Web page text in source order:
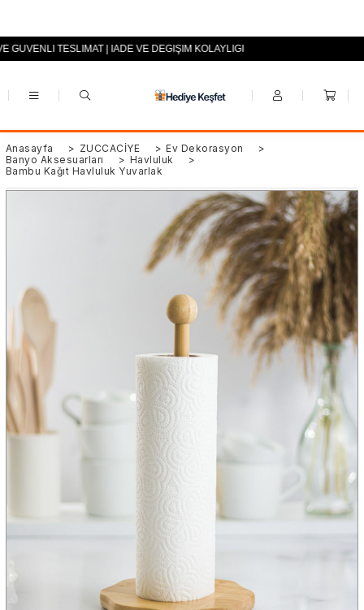
+90 (0553) 694 94 70
TESLİMAT | İADE VE DEĞİŞİM KOLAYLIĞI
Anasayfa > ZÜCCACİYE > Ev Dekorasyon
>
Banyo Aksesuarları
> Havluluk
>
Bambu Kağıt Havluluk Yuvarlak